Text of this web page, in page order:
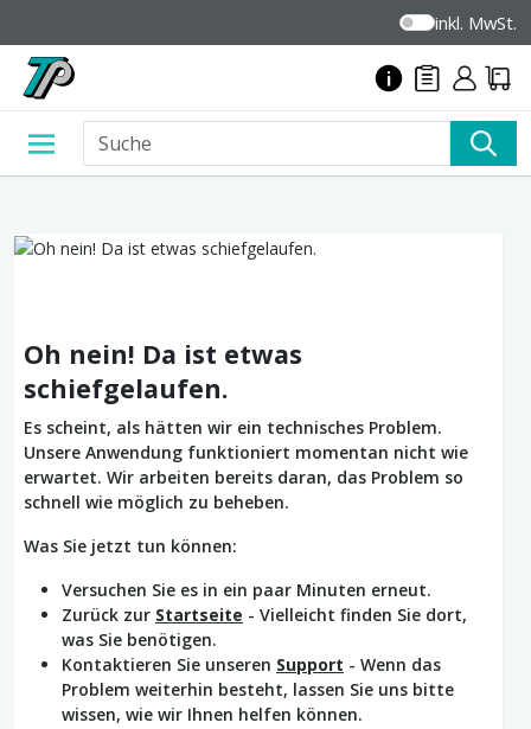
inkl. MwSt.
Oh nein! Da ist etwas
schiefgelaufen.
Es scheint, als hätten wir ein technisches Problem.
Unsere Anwendung funktioniert momentan nicht wie
erwartet. Wir arbeiten bereits daran, das Problem so
schnell wie möglich zu beheben.
Was Sie jetzt tun können:
Versuchen Sie es in ein paar Minuten erneut.
Zurück zur Startseite - Vielleicht finden Sie dort,
was Sie benötigen.
Kontaktieren Sie unseren Support - Wenn das
Problem weiterhin besteht, lassen Sie uns bitte
wissen, wie wir Ihnen helfen können.